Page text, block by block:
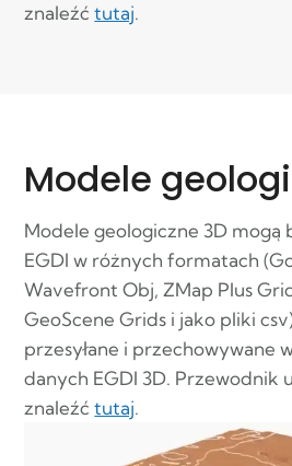
znaleźćtutaj.
Modele
Modele geologiczne 3D mogą
EGDI w różnych formatach
Wavefront Obj, ZMap Plus
GeoScene Grids i jako pliki
przesyłane i przechowywane
danych EGDI 3D. Przewodnik
znaleźćtutaj.